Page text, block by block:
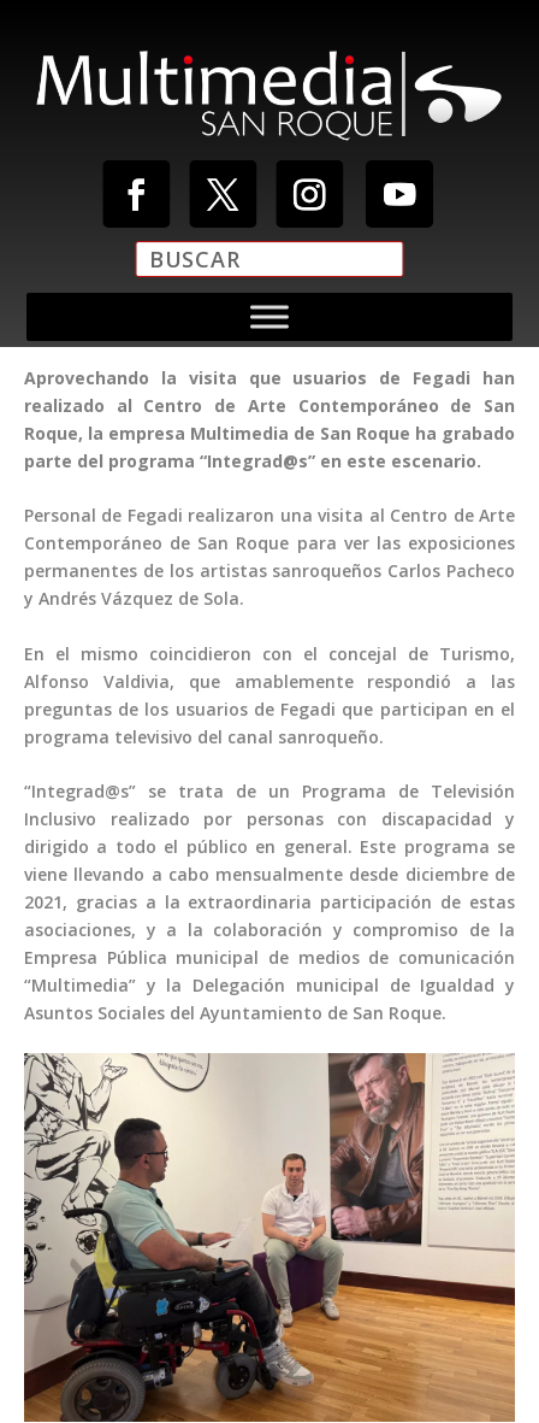
Aprovechando la visita que usuarios de Fegadi han
realizado al Centro de Arte Contemporáneo de San
Roque, la empresa Multimedia de San Roque ha grabado
parte del programa “Integrad@s” en este escenario.
Personal de Fegadi realizaron una visita al Centro de Arte
Contemporáneo de San Roque para ver las exposiciones
permanentes de los artistas sanroqueños Carlos Pacheco
y Andrés Vázquez de Sola.
En el mismo coincidieron con el concejal de Turismo,
Alfonso Valdivia, que amablemente respondió a las
preguntas de los usuarios de Fegadi que participan en el
programa televisivo del canal sanroqueño.
“Integrad@s” se trata de un Programa de Televisión
Inclusivo realizado por personas con discapacidad y
dirigido a todo el público en general. Este programa se
viene llevando a cabo mensualmente desde diciembre de
2021, gracias a la extraordinaria participación de estas
asociaciones, y a la colaboración y compromiso de la
Empresa Pública municipal de medios de comunicación
“Multimedia” y la Delegación municipal de Igualdad y
Asuntos Sociales del Ayuntamiento de San Roque.